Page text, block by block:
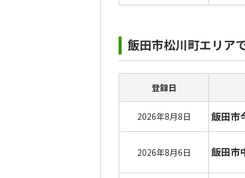
飯田市松川町エリア
登録日
2026年8月8日 飯田市
2026年8月6日 飯田市